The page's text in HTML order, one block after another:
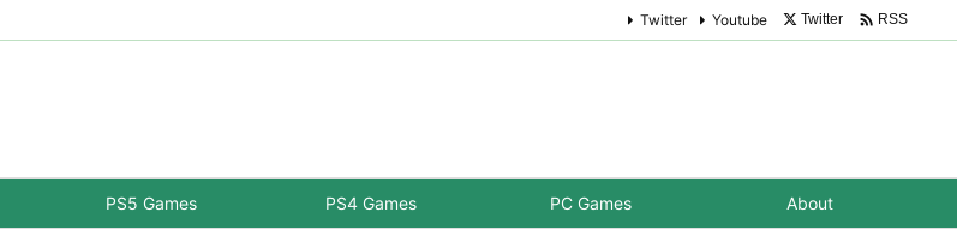
PS5 Games PS4 Games PC Games About
Twitter Youtube Twitter  RSS